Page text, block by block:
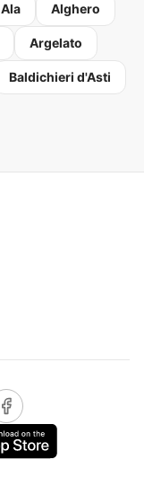
Ala Alghero
Argelato
Baldichieri d'Asti